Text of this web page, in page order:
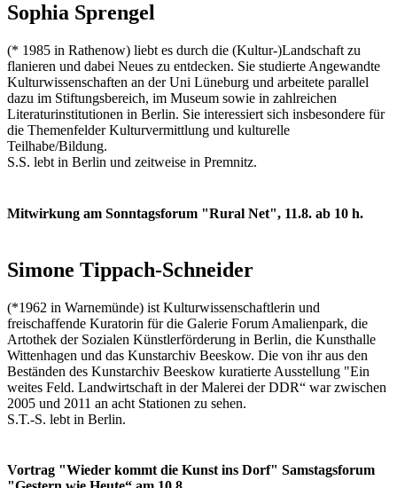
Sophia Sprengel
(* 1985 in Rathenow) liebt es durch die (Kultur-)Landschaft zu
flanieren und dabei Neues zu entdecken. Sie studierte Angewandte
Kulturwissenschaften an der Uni Lüneburg und arbeitete parallel
dazu im Stiftungsbereich, im Museum sowie in zahlreichen
Literaturinstitutionen in Berlin. Sie interessiert sich insbesondere für
die Themenfelder Kulturvermittlung und kulturelle
Teilhabe/Bildung.
S.S. lebt in Berlin und zeitweise in Premnitz.
Mitwirkung am Sonntagsforum "Rural Net", 11.8. ab 10 h.
Simone Tippach-Schneider
(*1962 in Warnemünde) ist Kulturwissenschaftlerin und
freischaffende Kuratorin für die Galerie Forum Amalienpark, die
Artothek der Sozialen Künstlerförderung in Berlin, die Kunsthalle
Wittenhagen und das Kunstarchiv Beeskow. Die von ihr aus den
Beständen des Kunstarchiv Beeskow kuratierte Ausstellung "Ein
weites Feld. Landwirtschaft in der Malerei der DDR“ war zwischen
2005 und 2011 an acht Stationen zu sehen.
S.T.-S. lebt in Berlin.
Vortrag "Wieder kommt die Kunst ins Dorf" Samstagsforum